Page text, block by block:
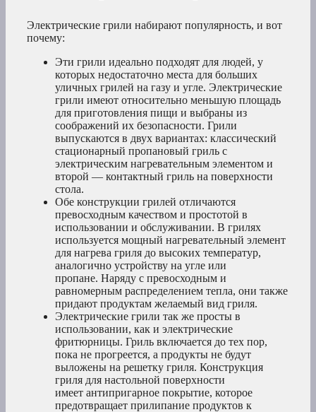
Электрические грили набирают популярность, и вот
почему:
Эти грили идеально подходят для людей, у
которых недостаточно места для больших
уличных грилей на газу и угле. Электрические
грили имеют относительно меньшую площадь
для приготовления пищи и выбраны из
соображений их безопасности. Грили
выпускаются в двух вариантах: классический
стационарный пропановый гриль с
электрическим нагревательным элементом и
второй — контактный гриль на поверхности
стола.
Обе конструкции грилей отличаются
превосходным качеством и простотой в
использовании и обслуживании. В грилях
используется мощный нагревательный элемент
для нагрева гриля до высоких температур,
аналогично устройству на угле или
пропане. Наряду с превосходным и
равномерным распределением тепла, они также
придают продуктам желаемый вид гриля.
Электрические грили так же просты в
использовании, как и электрические
фритюрницы. Гриль включается до тех пор,
пока не прогреется, а продукты не будут
выложены на решетку гриля. Конструкция
гриля для настольной поверхности
имеет антипригарное покрытие, которое
предотвращает прилипание продуктов к